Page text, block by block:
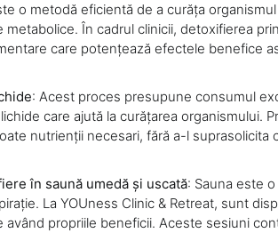
o metodă eficientă de a curăța
metabolice. În cadrul clinicii, detoxifierea
care potențează efectele benefice
: Acest proces presupune consumul
care ajută la curățarea organismului.
nutrienții necesari, fără a-l suprasolicita
în saună umedă și uscată: Sauna este
La YOUness Clinic & Retreat, sunt
având propriile beneficii. Aceste sesiuni